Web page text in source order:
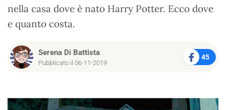
nella casa dove è nato Harry Potter. Ecco dove
e quanto costa.
Serena Di Battista
Pubblicato il 06-11-2019
45